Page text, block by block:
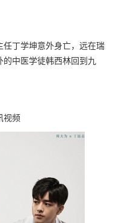
丁学坤意外身亡，远在瑞
中医学徒韩西林回到九
视频